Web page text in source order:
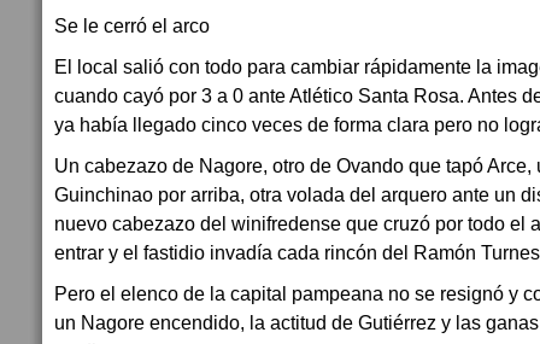
Se le cerró el arco
El local salió con todo para cambiar rápidamente la
cuando cayó por 3 a 0 ante Atlético Santa Rosa. Antes
ya había llegado cinco veces de forma clara pero no
Un cabezazo de Nagore, otro de Ovando que tapó
Guinchinao por arriba, otra volada del arquero ante un
nuevo cabezazo del winifredense que cruzó por todo el
entrar y el fastidio invadía cada rincón del Ramón
Pero el elenco de la capital pampeana no se resignó y
un Nagore encendido, la actitud de Gutiérrez y las